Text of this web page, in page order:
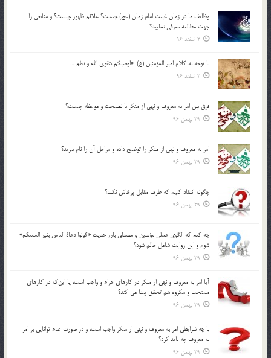
وظايف ما در زمان غيبت امام زمان (عج) چيست؟ علائم ظهور چيست؟ و منابعي را
جهت مطالعه معرفي نماييد؟
2 اسفند 96
با توجه به كلام امير المؤمنين (ع): «اوصيكم بتقوي الله و نظم …
2 اسفند 96
فرق بين امر به معروف و نهي از منكر با نصيحت و موعظه چيست؟
29 بهمن 96
امر به معروف و نهي از منكر را توضيح داده و مراحل آن را نام ببريد؟
29 بهمن 96
چگونه انتقاد كنيم كه طرف مقابل پرخاش نكند؟
29 بهمن 96
چه كنم كه الگوي عملي مؤمنين و مصداق بارز حديث «كونوا دعاة الناس بغير السنتكم»
شوم و اين روايت شامل حالم شود؟
29 بهمن 96
آيا امر به معروف و نهي از منكر در كارهاي حرام و واجب است، يا اين‌كه در كارهاي
مستحب و مكروه هم تحقق پيدا مي كند؟
29 بهمن 96
با چه شرايطي امر به معروف و نهي از منکر واجب است، و در صورت عدم توانايي بر امر
به معروف چه بايد کرد؟
29 بهمن 96